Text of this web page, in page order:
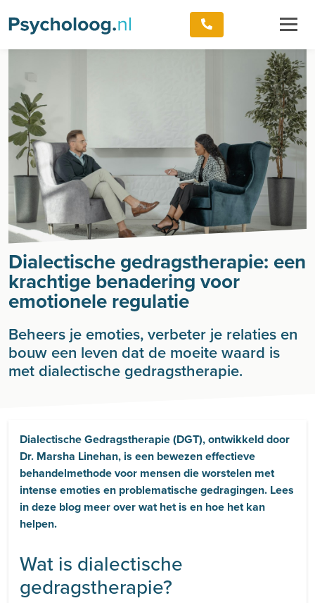
Dialectische gedragstherapie: een
krachtige benadering voor
emotionele regulatie
Beheers je emoties, verbeter je relaties en
bouw een leven dat de moeite waard is
met dialectische gedragstherapie.
Dialectische Gedragstherapie (DGT), ontwikkeld door
Dr. Marsha Linehan, is een bewezen effectieve
behandelmethode voor mensen die worstelen met
intense emoties en problematische gedragingen. Lees
in deze blog meer over wat het is en hoe het kan
helpen.
Wat is dialectische
gedragstherapie?